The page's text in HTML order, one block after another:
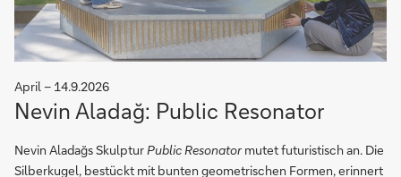
April – 14.9.2026
Nevin Aladağ: Public Resonator
Nevin Aladağs SkulpturPublic Resonator mutet futuristisch an. Die
Silberkugel, bestückt mit bunten geometrischen Formen, erinnert